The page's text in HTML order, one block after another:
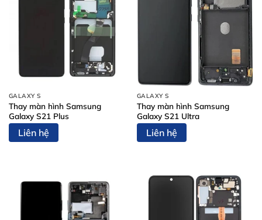
GALAXY S
Thay màn hình Samsung
Galaxy S21 Plus
Liên hệ
GALAXY S
Thay màn hình Samsung
Galaxy S21 Ultra
Liên hệ